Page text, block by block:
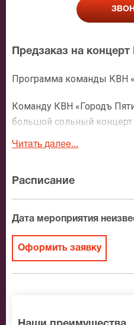
Предзаказ на концерт
Программа команды КВН
Команду КВН «Городъ
большой сольный
московского
которыми смеялись пол
телевизоров. Веселья и
команде уж точно не
и артистизме ее
Финале 2013. Им веришь –
Читать далее...
Расписание
Дата мероприятия
Оформить заявку